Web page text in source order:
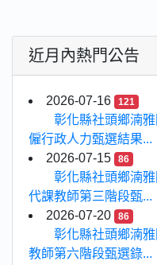
近月內熱門公告
2026-07-16 121
彰化縣社頭鄉湳
僱行政人力甄選結果...
2026-07-15
86
彰化縣社頭鄉湳
代課教師第三階段甄...
2026-07-20
86
彰化縣社頭鄉湳
教師第六階段甄選錄...